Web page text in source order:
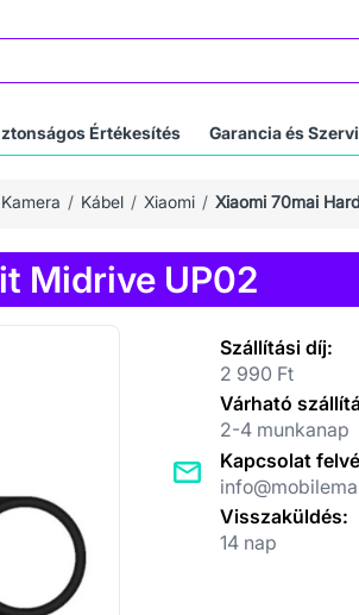
Értékesítés Garancia és
Kábel Xiaomi Xiaomi 70mai
Midrive UP02
Szállítási díj:
2 990 Ft
Várható
2-4 munkanap
Kapcsolat
Visszaküldés:
14 nap